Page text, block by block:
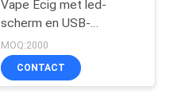
Vape Ecig met led-
scherm en USB-
oplaadpoort
MOQ:2000
CONTACT